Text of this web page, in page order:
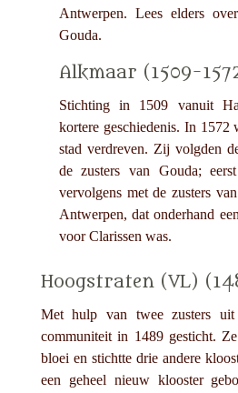
Antwerpen. Lees elders
Gouda.
Alkmaar (1509-
Stichting in 1509 vanuit
kortere geschiedenis. In
stad verdreven. Zij volgden
de zusters van Gouda;
vervolgens met de zusters
Antwerpen, dat onderhand
voor Clarissen was.
Hoogstraten (VL)
Met hulp van twee zusters
communiteit in 1489 gesticht.
bloei en stichtte drie andere
een geheel nieuw klooster